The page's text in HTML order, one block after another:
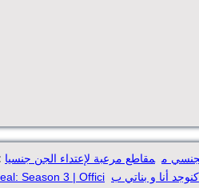
مقاطع مرعبة لإعتداء الجن جنسيا
Season 3 | Offici أنا و بناتي ب